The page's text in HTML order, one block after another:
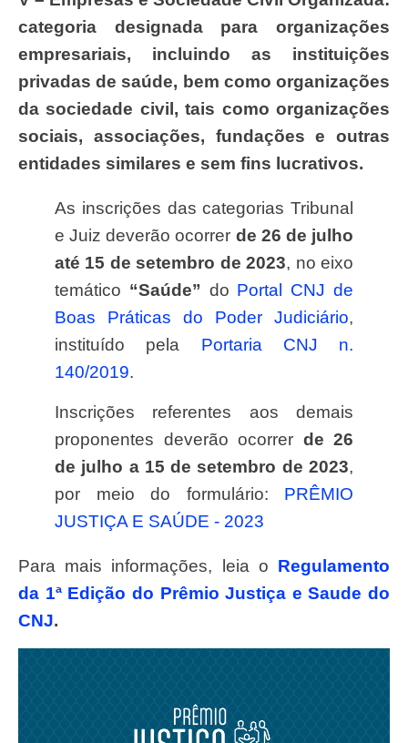
categoria designada para organizações
empresariais, incluindo as instituições
privadas de saúde, bem como organizações
da sociedade civil, tais como organizações
sociais, associações, fundações e outras
entidades similares e sem fins lucrativos.
As inscrições das categorias Tribunal
e Juiz deverão ocorrer de 26 de julho
até 15 de setembro de 2023, no eixo
temático “Saúde” do Portal CNJ de
Boas Práticas do Poder Judiciário,
instituído pela Portaria CNJ n.
140/2019.
Inscrições referentes aos demais
proponentes deverão ocorrer de 26
de julho a 15 de setembro de 2023,
por meio do formulário: PRÊMIO
JUSTIÇA E SAÚDE ‐ 2023
Para mais informações, leia o Regulamento
da 1ª Edição do Prêmio Justiça e Saude do
CNJ.